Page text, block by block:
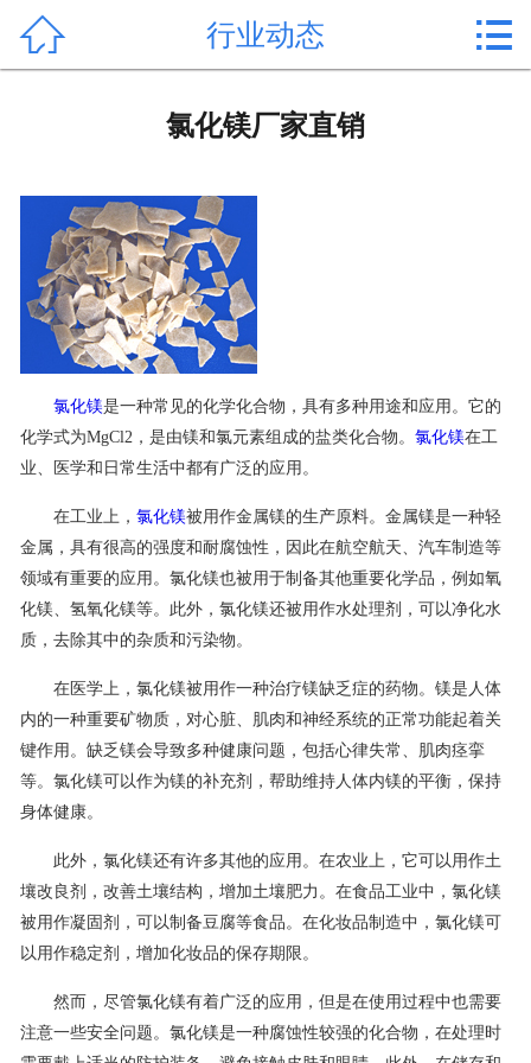
常见问题
联系我们
 行业动态 
氯化镁厂家直销
氯化镁是一种常见的化学化合物，具有多种用途和应用。它的
化学式为MgCl2，是由镁和氯元素组成的盐类化合物。 氯化镁在工
业、医学和日常生活中都有广泛的应用。
在工业上， 氯化镁被用作金属镁的生产原料。金属镁是一种轻
金属，具有很高的强度和耐腐蚀性，因此在航空航天、汽车制造等
领域有重要的应用。氯化镁也被用于制备其他重要化学品，例如氧
化镁、氢氧化镁等。此外，氯化镁还被用作水处理剂，可以净化水
质，去除其中的杂质和污染物。
在医学上，氯化镁被用作一种治疗镁缺乏症的药物。镁是人体
内的一种重要矿物质，对心脏、肌肉和神经系统的正常功能起着关
键作用。缺乏镁会导致多种健康问题，包括心律失常、肌肉痉挛
等。氯化镁可以作为镁的补充剂，帮助维持人体内镁的平衡，保持
身体健康。
此外，氯化镁还有许多其他的应用。在农业上，它可以用作土
壤改良剂，改善土壤结构，增加土壤肥力。在食品工业中，氯化镁
被用作凝固剂，可以制备豆腐等食品。在化妆品制造中，氯化镁可
以用作稳定剂，增加化妆品的保存期限。
然而，尽管氯化镁有着广泛的应用，但是在使用过程中也需要
注意一些安全问题。氯化镁是一种腐蚀性较强的化合物，在处理时